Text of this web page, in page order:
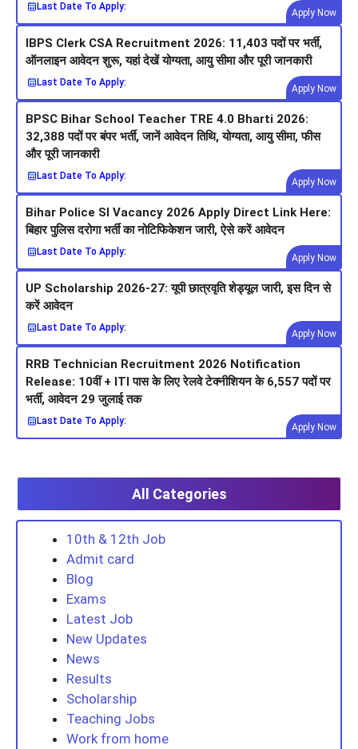
Last Date To Apply:
Apply Now
IBPS Clerk CSA Recruitment 2026: 11,403 पदों पर भर्ती,
ऑनलाइन आवेदन शुरू, यहां देखें योग्यता, आयु सीमा और पूरी जानकारी
Last Date To Apply:
Apply Now
BPSC Bihar School Teacher TRE 4.0 Bharti 2026:
32,388 पदों पर बंपर भर्ती, जानें आवेदन तिथि, योग्यता, आयु सीमा, फीस
और पूरी जानकारी
Last Date To Apply:
Apply Now
Bihar Police SI Vacancy 2026 Apply Direct Link Here:
बिहार पुलिस दरोगा भर्ती का नोटिफिकेशन जारी, ऐसे करें आवेदन
Last Date To Apply:
Apply Now
UP Scholarship 2026-27: यूपी छात्रवृति शेड्यूल जारी, इस दिन से
करें आवेदन
Last Date To Apply:
Apply Now
RRB Technician Recruitment 2026 Notification
Release: 10वीं + ITI पास के लिए रेलवे टेक्नीशियन के 6,557 पदों पर
भर्ती, आवेदन 29 जुलाई तक
Last Date To Apply:
Apply Now
All Categories
10th & 12th Job
Admit card
Blog
Exams
Latest Job
New Updates
News
Results
Scholarship
Teaching Jobs
Work from home